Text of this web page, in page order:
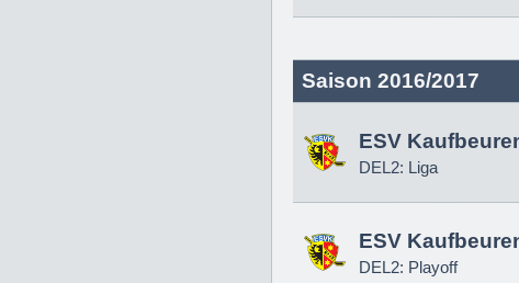
Saison 2016/2017
ESV
DEL2: Liga
ESV
DEL2: Playoff